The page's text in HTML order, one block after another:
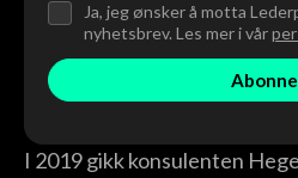
Ja, jeg ønsker å motta
nyhetsbrev. Les mer i vår
I 2019 gikk konsulenten